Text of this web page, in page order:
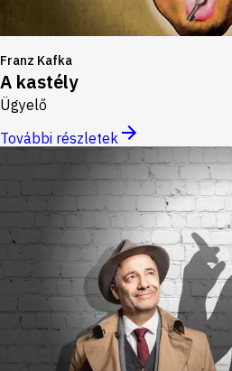
Franz Kafka
A kastély
Ügyelő
További részletek